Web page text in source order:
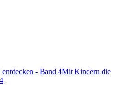
Mit Kindern die